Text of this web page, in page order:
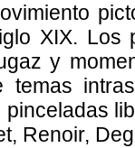
XIX. Los
y
Renoir,